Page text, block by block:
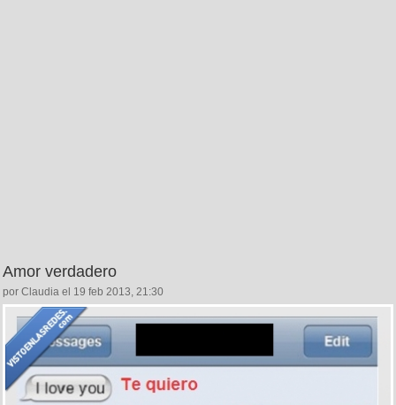
Amor verdadero
por Claudia el 19 feb 2013, 21:30